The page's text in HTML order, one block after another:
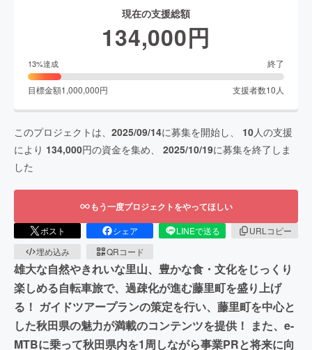
現在の支援総額
134,000円
13%達成 終了
目標金額1,000,000円 支援者数10 人
このプロジェクトは、 2025/09/14に募集を開始し、 10人の支援
により 134,000円の資金を集め、 2025/10/19に募集を終了しま
した
もう一度プロジェクトをやってほしい
ポスト シェア LINEで送る
URLコピー
埋め込み
QRコード
雄大な自然やきれいな里山、豊かな食・文化をじっくり
楽しめる自転車旅で、過疎化が進む藤里町を盛り上げ
る！ ガイドツアープランの策定を行い、藤里町を中心と
した秋田県の魅力が満載のコンテンツを提供！ また、e-
MTBに乗って秋田県内を1周しながら事業PRと将来に向